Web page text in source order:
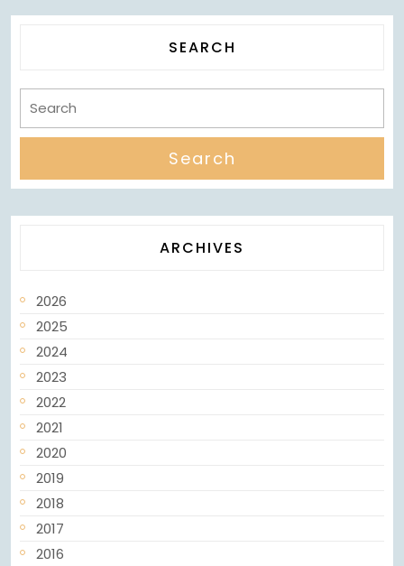
SEARCH
ARCHIVES
2026
2025
2024
2023
2022
2021
2020
2019
2018
2017
2016